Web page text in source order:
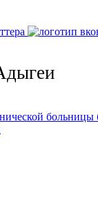
больницы